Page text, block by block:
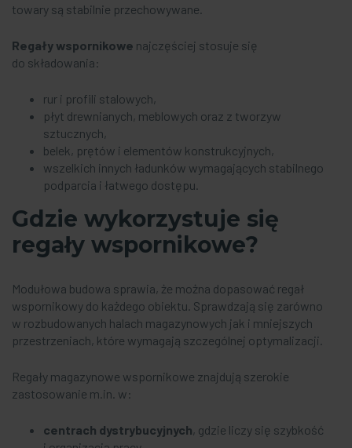
towary są stabilnie przechowywane.
Regały wspornikowe najczęściej stosuje się
do składowania:
rur i profili stalowych,
płyt drewnianych, meblowych oraz z tworzyw
sztucznych,
belek, prętów i elementów konstrukcyjnych,
wszelkich innych ładunków wymagających stabilnego
podparcia i łatwego dostępu.
Gdzie wykorzystuje się
regały wspornikowe?
Modułowa budowa sprawia, że można dopasować regał
wspornikowy do każdego obiektu. Sprawdzają się zarówno
w rozbudowanych halach magazynowych jak i mniejszych
przestrzeniach, które wymagają szczególnej optymalizacji.
Regały magazynowe wspornikowe znajdują szerokie
zastosowanie m.in. w:
centrach dystrybucyjnych, gdzie liczy się szybkość